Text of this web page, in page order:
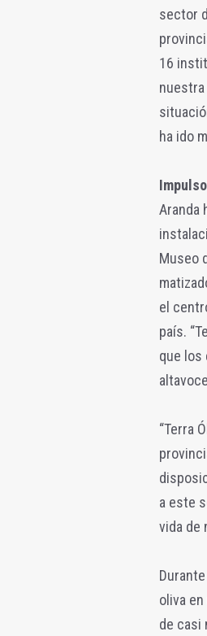
sector
16
ha ido
Aranda
Museo
el
país.
que los
“Terra
a este
vida de
oliva
de casi